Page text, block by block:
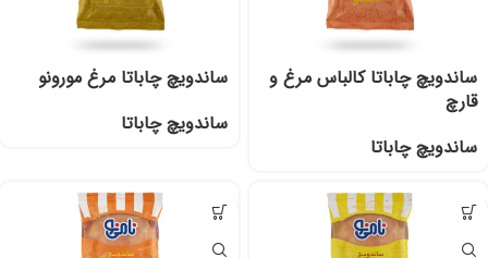
ساندویچ چاباتا کالباس مرغ و
قارچ
ساندویچ چاباتا
ساندویچ چاباتا مرغ مورونو
ساندویچ چاباتا